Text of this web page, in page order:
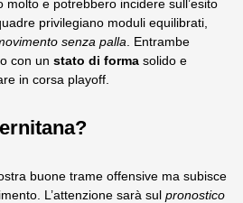
molto e potrebbero incidere sull’esito
privilegiano moduli equilibrati,
senza palla . Entrambe
con un stato di forma solido e
in corsa playoff.
buone trame offensive ma subisce
L’attenzione sarà sul pronostico